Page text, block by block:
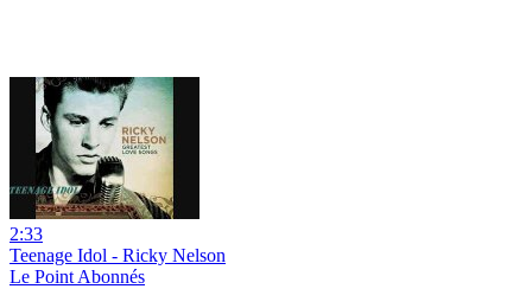
2:33
Teenage Idol - Ricky Nelson
Le Point Abonnés